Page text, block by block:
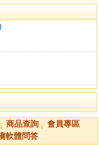
商品查詢
會員專區
軟體問答